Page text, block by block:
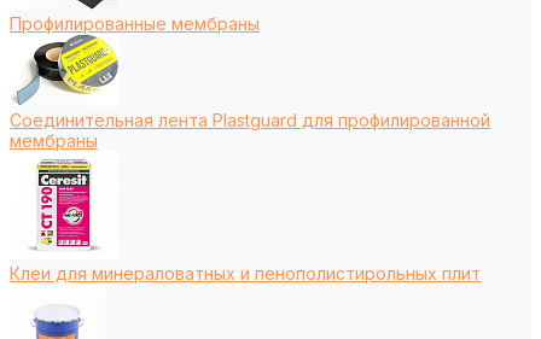
Профилированные мембраны
Соединительная лента Plastguard для профилированной
мембраны
Клеи для минераловатных и пенополистирольных плит